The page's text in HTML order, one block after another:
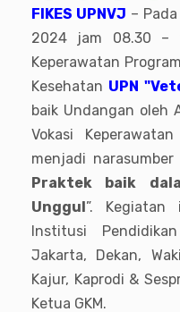
FIKES UPNVJ –
2024 jam 08.30 –
Keperawatan
Kesehatan UPN
baik Undangan oleh
Vokasi
menjadi
Praktek baik
Unggul”. Kegiatan
Institusi
Jakarta, Dekan,
Kajur, Kaprodi &
Ketua GKM.